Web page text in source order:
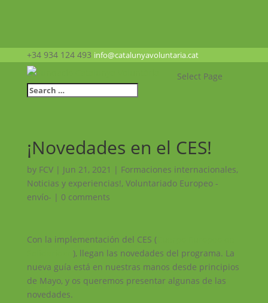
+34 934 124 493 info@catalunyavoluntaria.cat
Select Page
¡Novedades en el CES!
by FCV| Jun 21, 2021 | Formaciones internacionales,
Noticias y experiencias!, Voluntariado Europeo -
envío- | 0 comments
Con la implementación del CES (Cuerpo Europeo de
), llegan las novedades del programa. La
nueva guía está en nuestras manos desde principios
de Mayo, y os queremos presentar algunas de las
novedades.